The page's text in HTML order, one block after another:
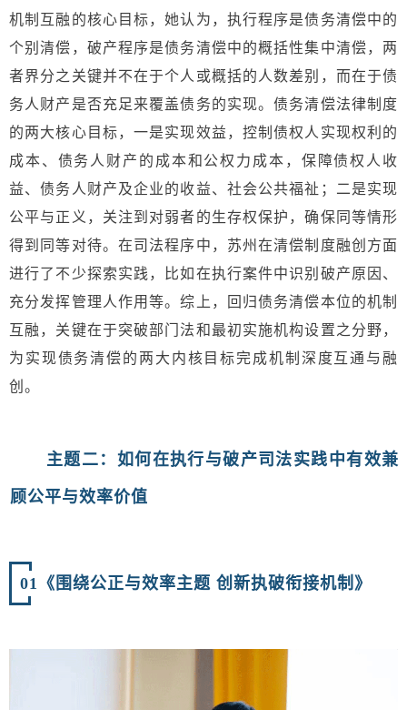
机制互融的核心目标，她认为，执行程序是债务清偿中的
个别清偿，破产程序是债务清偿中的概括性集中清偿，两
者界分之关键并不在于个人或概括的人数差别，而在于债
务人财产是否充足来覆盖债务的实现。债务清偿法律制度
的两大核心目标，一是实现效益，控制债权人实现权利的
成本、债务人财产的成本和公权力成本，保障债权人收
益、债务人财产及企业的收益、社会公共福祉；二是实现
公平与正义，关注到对弱者的生存权保护，确保同等情形
得到同等对待。在司法程序中，苏州在清偿制度融创方面
进行了不少探索实践，比如在执行案件中识别破产原因、
充分发挥管理人作用等。综上，回归债务清偿本位的机制
互融，关键在于突破部门法和最初实施机构设置之分野，
为实现债务清偿的两大内核目标完成机制深度互通与融
创。
主题二： 如何在执行与破产司法实践中有效兼
顾公平与效率价值
01 《围绕公正与效率主题 创新执破衔接机制》